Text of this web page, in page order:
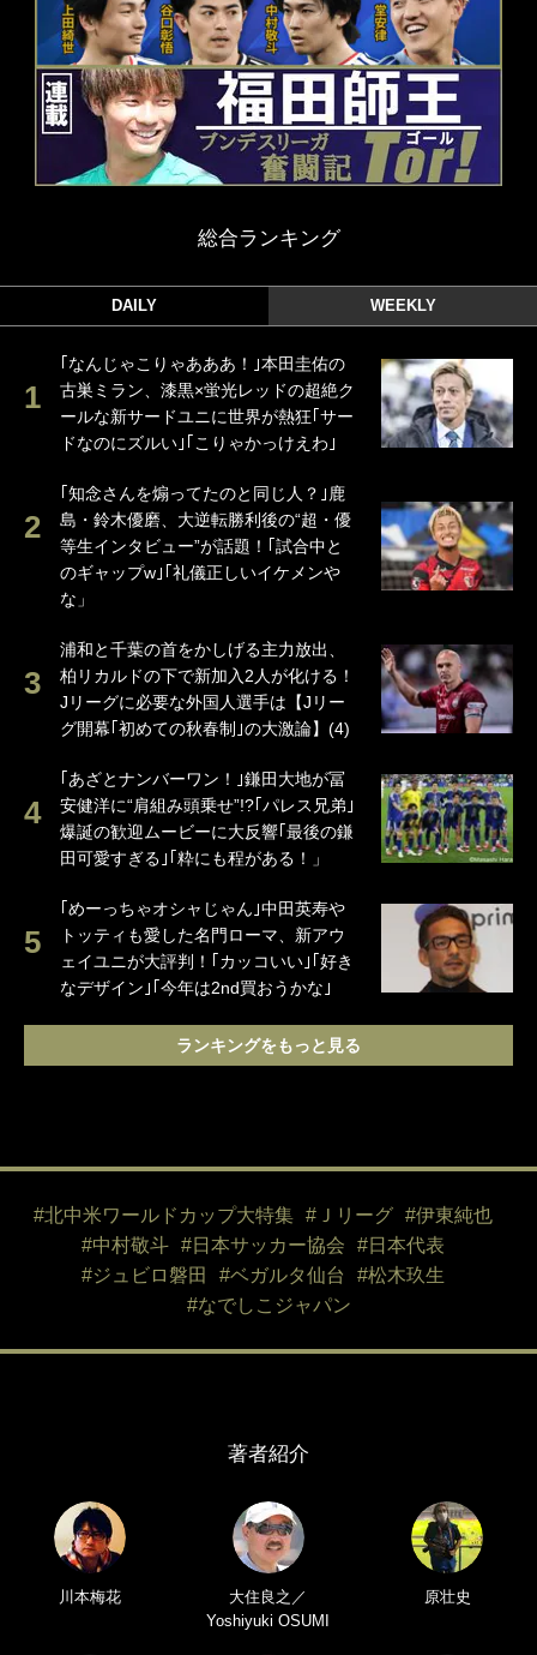
総合ランキング
DAILY WEEKLY
｢なんじゃこりゃあああ！｣本田圭佑の
古巣ミラン、漆黒×蛍光レッドの超絶ク
ールな新サードユニに世界が熱狂｢サー
ドなのにズルい｣｢こりゃかっけえわ｣
｢知念さんを煽ってたのと同じ人？｣鹿
島・鈴木優磨、大逆転勝利後の“超・優
等生インタビュー”が話題！｢試合中と
のギャップw｣｢礼儀正しいイケメンや
な」
浦和と千葉の首をかしげる主力放出、
柏リカルドの下で新加入2人が化ける！
Jリーグに必要な外国人選手は【Jリー
グ開幕｢初めての秋春制｣の大激論】(4)
｢あざとナンバーワン！｣鎌田大地が冨
安健洋に“肩組み頭乗せ”!?｢パレス兄弟｣
爆誕の歓迎ムービーに大反響｢最後の鎌
田可愛すぎる｣｢粋にも程がある！」
｢めーっちゃオシャじゃん｣中田英寿や
トッティも愛した名門ローマ、新アウ
ェイユニが大評判！｢カッコいい｣｢好き
なデザイン｣｢今年は2nd買おうかな｣
ランキングをもっと見る
#北中米ワールドカップ大特集 #Ｊリーグ
#伊東純也
#中村敬斗
#日本サッカー協会
#日本代表
#ジュビロ磐田
#ベガルタ仙台
#松木玖生
#なでしこジャパン
著者紹介
川本梅花
大住良之／
Yoshiyuki OSUMI
原壮史